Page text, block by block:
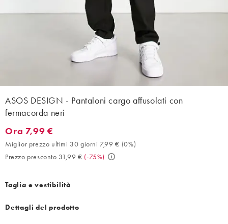
ASOS DESIGN - Pantaloni cargo affusolati con
fermacorda neri
Ora 7,99 €. Miglior prezzo ultimi 30 giorni 7,99 € (0%). Prezzo
Ora 7,99 €
Miglior prezzo ultimi 30 giorni 7,99 € (0%)
Prezzo presconto 31,99 € (-75%)
Taglia e vestibilità
Dettagli del prodotto